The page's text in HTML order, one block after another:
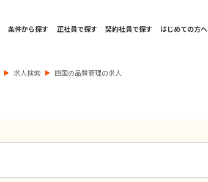
条件から探す 正社員で探す 契約社員で探す はじめての方へ
求人検索 四国の品質管理の求人